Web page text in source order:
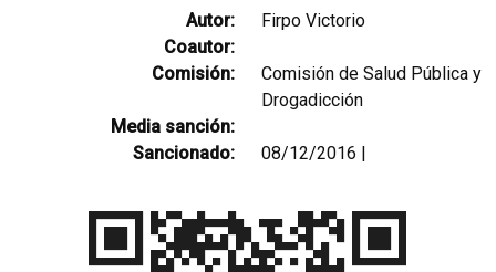
Autor:
Firpo Victorio
Coautor:
Comisión:
Comisión de Salud Pública y
Drogadicción
Media sanción:
Sancionado:
08/12/2016 |